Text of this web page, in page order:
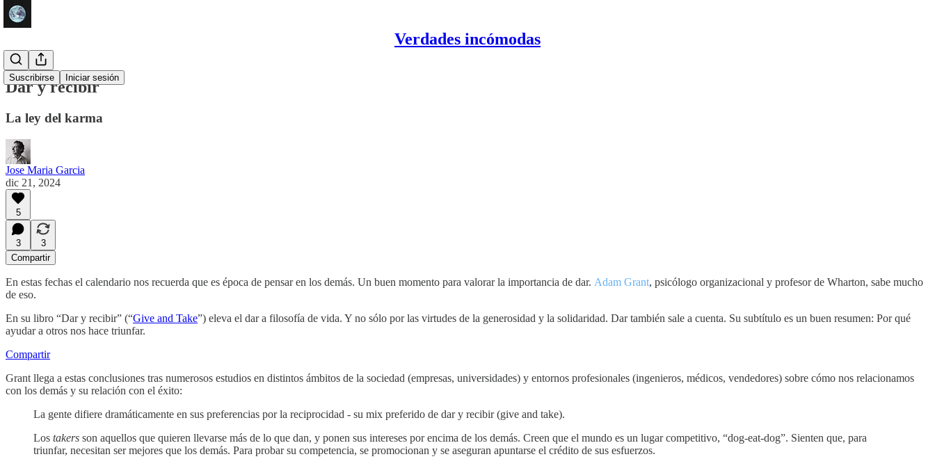
Verdades incómodas
Suscribirse Iniciar sesión
Dar y recibir
La ley del karma
Jose Maria Garcia
dic 21, 2024
5
3
3
Compartir
En estas fechas el calendario nos recuerda que es época de pensar en los demás. Un buen momento para valorar la importancia de dar. Adam Grant, psicólogo organizacional y profesor de Wharton, sabe mucho
de eso.
En su libro “Dar y recibir” (“Give and Take”) eleva el dar a filosofía de vida. Y no sólo por las virtudes de la generosidad y la solidaridad. Dar también sale a cuenta. Su subtítulo es un buen resumen: Por qué
ayudar a otros nos hace triunfar.
Compartir
Grant llega a estas conclusiones tras numerosos estudios en distintos ámbitos de la sociedad (empresas, universidades) y entornos profesionales (ingenieros, médicos, vendedores) sobre cómo nos relacionamos
con los demás y su relación con el éxito:
La gente difiere dramáticamente en sus preferencias por la reciprocidad - su mix preferido de dar y recibir (give and take).
Los takers son aquellos que quieren llevarse más de lo que dan, y ponen sus intereses por encima de los demás. Creen que el mundo es un lugar competitivo, “dog-eat-dog”. Sienten que, para
triunfar, necesitan ser mejores que los demás. Para probar su competencia, se promocionan y se aseguran apuntarse el crédito de sus esfuerzos.